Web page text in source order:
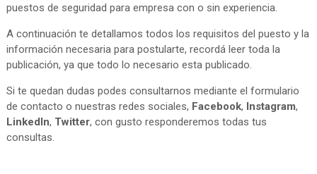
puestos de seguridad para empresa con o sin experiencia.
A continuación te detallamos todos los requisitos del puesto y la
información necesaria para postularte, recordá leer toda la
publicación, ya que todo lo necesario esta publicado.
Si te quedan dudas podes consultarnos mediante el formulario
de contacto o nuestras redes sociales, Facebook, Instagram,
LinkedIn, Twitter, con gusto responderemos todas tus
consultas.